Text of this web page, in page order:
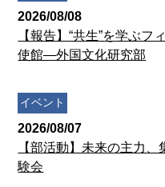
2026/08/08
【報告】“共生”を学ぶ
使館―外国文化研究部
イベント
2026/08/07
【部活動】未来の主力
験会